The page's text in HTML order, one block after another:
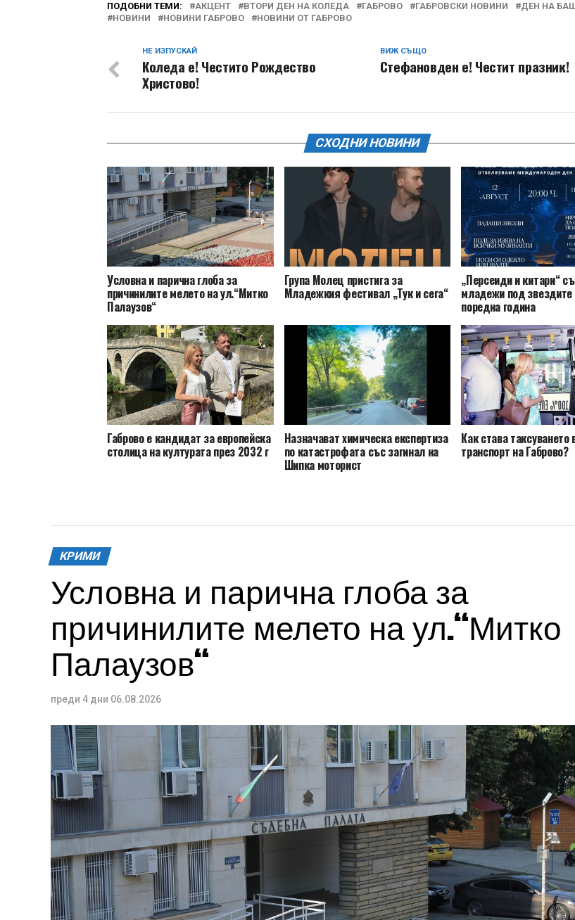
ПОДОБНИ ТЕМИ: АКЦЕНТ ВТОРИ ДЕН НА КОЛЕДА ГАБРОВО ГАБРОВСКИ НОВИНИ
ДЕН НА
НОВИНИ
НОВИНИ ГАБРОВО НОВИНИ ОТ ГАБРОВО
ВИЖ СЪЩО
Стефановден е! Честит празник!
НЕ ИЗПУСКАЙ
Коледа е! Честито Рождество
Христово!
СХОДНИ НОВИНИ
Условна и парична глоба за
причинилите мелето на ул.“Митко
Палаузов“
Група Молец пристига за
Младежкия фестивал „Тук и сега“
„Персеиди и китари“
младежи под звездите
поредна година
Габрово е кандидат за европейска
столица на културата през 2032 г
Назначават химическа експертиза
по катастрофата със загинал на
Шипка моторист
Как става таксуването
транспорт на Габрово?
КРИМИ
Условна и парична глоба за
причинилите мелето на ул.“Митко
Палаузов“
преди 4 дни 06.08.2026